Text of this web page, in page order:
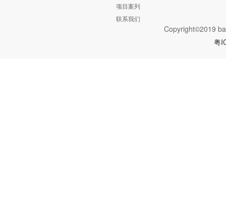
项目案列
联系我们
Copyright©2019
粤